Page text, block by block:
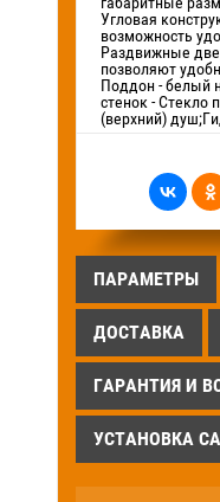
Угловая
возможность
Раздвижные
позволяют
Поддон - белый
стенок - Стекло
(верхний)
ПАРАМЕТРЫ
ДОСТАВКА
ГАРАНТИЯ И
УСТАНОВКА